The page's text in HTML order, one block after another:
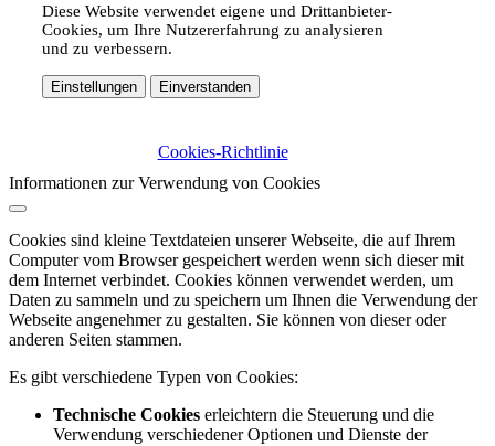
Diese Website verwendet eigene und Drittanbieter-
Cookies, um Ihre Nutzererfahrung zu analysieren
und zu verbessern.
Einstellungen Einverstanden
Cookies-Richtlinie
Informationen zur Verwendung von Cookies
Cookies sind kleine Textdateien unserer Webseite, die auf Ihrem
Computer vom Browser gespeichert werden wenn sich dieser mit
dem Internet verbindet. Cookies können verwendet werden, um
Daten zu sammeln und zu speichern um Ihnen die Verwendung der
Webseite angenehmer zu gestalten. Sie können von dieser oder
anderen Seiten stammen.
Es gibt verschiedene Typen von Cookies:
Technische Cookies erleichtern die Steuerung und die
Verwendung verschiedener Optionen und Dienste der